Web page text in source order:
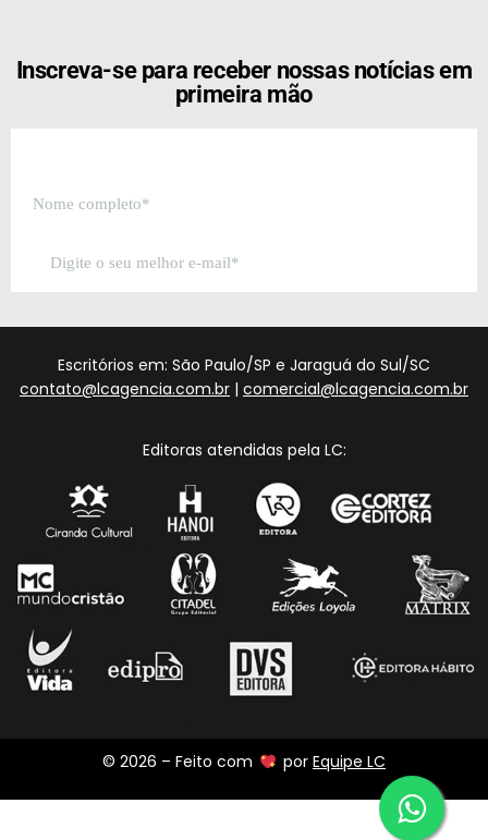
Inscreva-se para receber nossas notícias em
primeira mão
Escritórios em: São Paulo/SP e Jaraguá do Sul/SC
contato@lcagencia.com.br | comercial@lcagencia.com.br
Editoras atendidas pela LC:
© 2026 – Feito com por Equipe LC